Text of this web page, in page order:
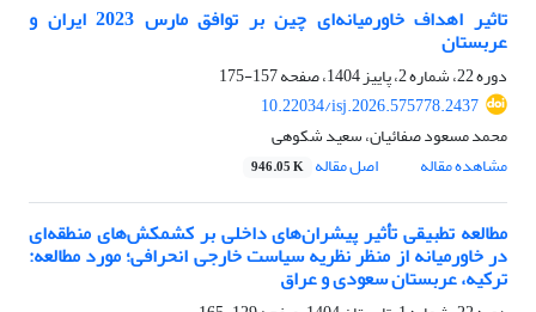
تاثیر اهداف خاورمیانه‌ای چین بر توافق مارس 2023 ایران و
عربستان
دوره 22، شماره 2، پاییز 1404، صفحه
157-175
10.22034/isj.2026.575778.2437
محمد مسعود صفائیان، سعید شکوهی
مشاهده مقاله
اصل مقاله 946.05 K
مطالعه تطبیقی تأثیر پیشران‌‌های داخلی بر کشمکش‌‌های منطقه‌‌ای
در خاورمیانه از منظر نظریه سیاست خارجی انحرافی؛ مورد مطالعه:
ترکیه، عربستان سعودی و عراق